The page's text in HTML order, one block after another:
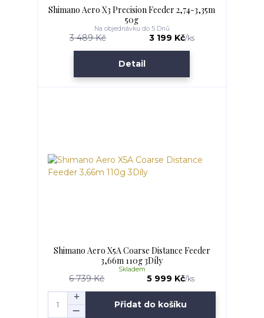
Shimano Aero X3 Precision Feeder 2,74-3,35m
50g
3 489 Kč 3 199 Kč/ks
Na objednávku do 5 Dnů
Detail
Shimano Aero X5A Coarse Distance Feeder
3,66m 110g 3Díly
6 739 Kč 5 999 Kč/ks
Skladem
Přidat do košíku